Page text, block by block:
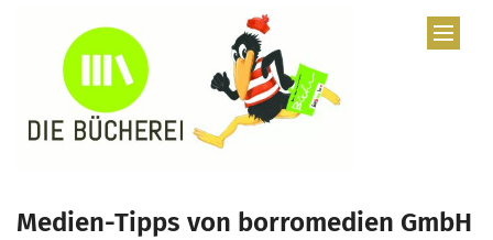
Medien-Tipps von borromedien GmbH